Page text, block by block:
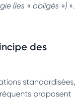
(les « obligés ») ».
des
standardisées,
proposent